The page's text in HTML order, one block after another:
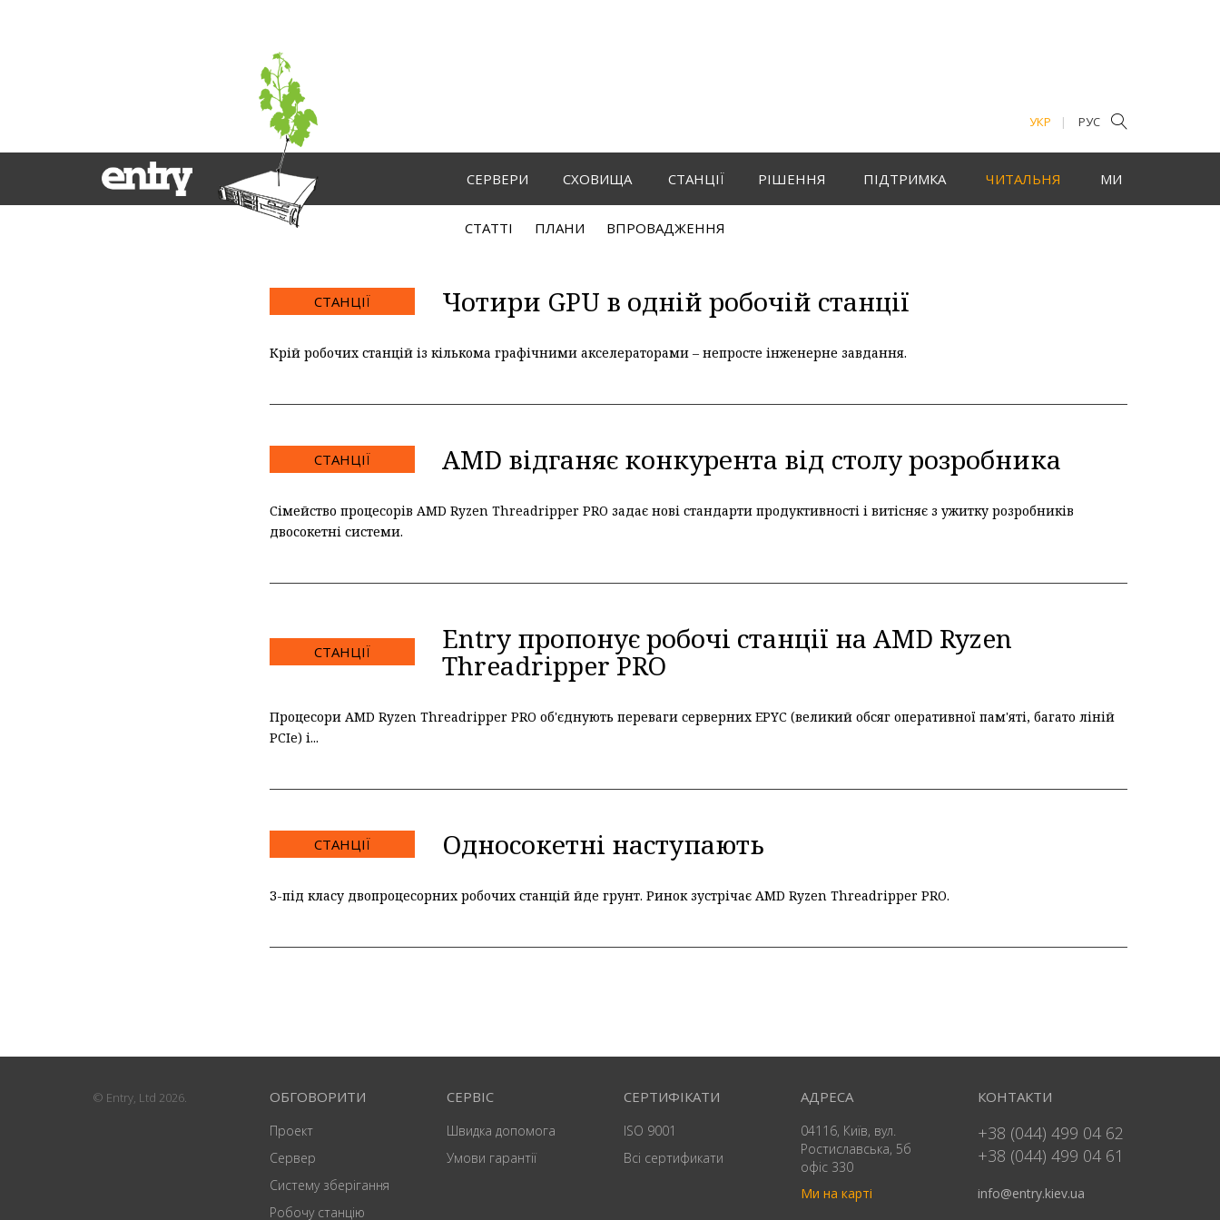
УКР РУС
СЕРВЕРИ СХОВИЩА СТАНЦІЇ РІШЕННЯ ПІДТРИМКА ЧИТАЛЬНЯ МИ
СТАТТI ПЛАНИ ВПРОВАДЖЕННЯ
СТАНЦІЇ Чотири GPU в одній робочій станції
Крій робочих станцій із кількома графічними акселераторами – непросте інженерне завдання.
СТАНЦІЇ AMD відганяє конкурента від cтолу розробника
Сімейство процесорів AMD Ryzen Threadripper PRO задає нові стандарти продуктивності і витісняє з ужитку розробників
двосокетнi системи.
СТАНЦІЇ Entry пропонує робочі станції на AMD Ryzen
Threadripper PRO
Процесори AMD Ryzen Threadripper PRO об'єднують переваги серверних EPYC (великий обсяг оперативної пам'яті, багато ліній
PCIe) і...
СТАНЦІЇ Односокетнi наступають
З-під класу двопроцесорних робочих станцій йде грунт. Ринок зустрічає AMD Ryzen Threadripper PRO.
ОБГОВОРИТИ
Проект
Сервер
Систему зберігання
Робочу станцію
СЕРВІС
Швидка допомога
Умови гарантії
СЕРТИФІКАТИ
ISO 9001
Всі сертификати
АДРЕСА
04116, Київ, вул.
Ростиславська, 5б
офіс 330
Ми на карті
КОНТАКТИ
+38 (044) 499 04 62
+38 (044) 499 04 61
info@entry.kiev.ua
© Entry, Ltd 2026.